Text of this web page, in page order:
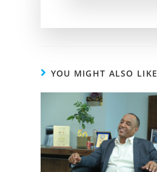
YOU MIGHT ALSO LIKE